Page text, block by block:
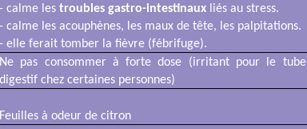
- calme les troubles gastro-intestinaux liés au stress.
- calme les acouphènes, les maux de tête, les palpitations.
- elle ferait tomber la fièvre (fébrifuge).
Ne pas consommer à forte dose (irritant pour le tube
digestif chez certaines personnes)
Feuilles à odeur de citron